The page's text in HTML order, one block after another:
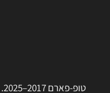
טופ-פארם 2017–2025.